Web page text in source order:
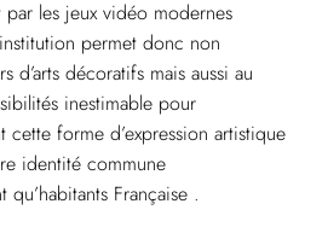
par les jeux vidéo modernes
permet donc non
d’arts décoratifs mais aussi au
inestimable pour
forme d’expression artistique
identité commune
Française .